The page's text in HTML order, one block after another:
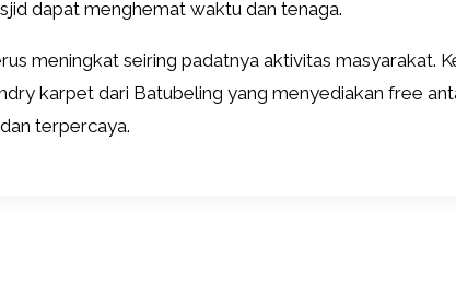
dapat menghemat waktu dan tenaga.
meningkat seiring padatnya aktivitas masyarakat.
karpet dari Batubeling yang menyediakan free
terpercaya.